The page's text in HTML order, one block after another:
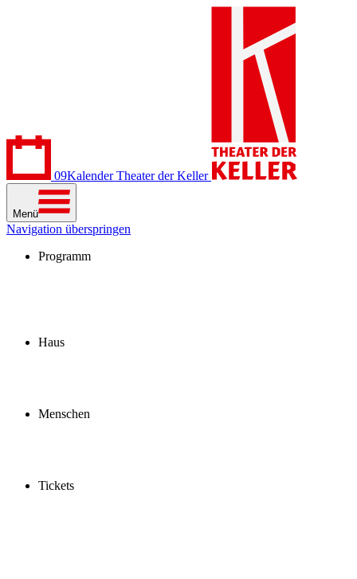
09Kalender Theater der Keller
Menü
Navigation überspringen
Programm
Haus
Menschen
Tickets